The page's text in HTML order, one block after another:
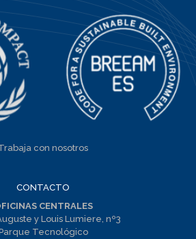
con nosotros
CONTACTO
CENTRALES
y Louis Lumiere, nº3
Tecnológico